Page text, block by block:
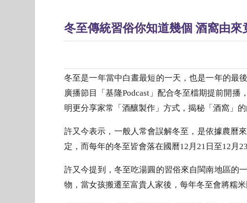
冬至傳統習俗你知道幾個 酒窩由來
冬至是一年當中白晝最短的一天，也是一年的最
廣播節目「基隆Podcast」配合冬至檔期提前開
明更分享家常「酒釀製作」方式，揭秘「酒窩」
許又今表示，一般人常會誤解冬至，是依據農曆
定，而每年的冬至皆會落在國曆12月21日至12月23
許又今提到，冬至吃湯圓的習俗來自閩南地區的
物，當女孩搬遷至富貴人家後，每年冬至會將糯